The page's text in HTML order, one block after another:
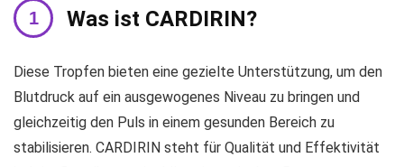
Was ist CARDIRIN?
Diese Tropfen bieten eine gezielte Unterstützung, um den
Blutdruck auf ein ausgewogenes Niveau zu bringen und
gleichzeitig den Puls in einem gesunden Bereich zu
stabilisieren. CARDIRIN steht für Qualität und Effektivität